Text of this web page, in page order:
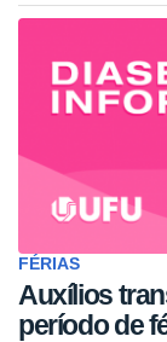
FÉRIAS
Auxílios
período de